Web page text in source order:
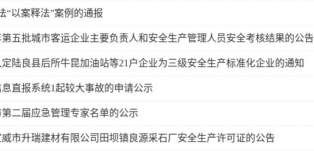
“以案释法”案例的通报
五批城市客运企业主要负责人和安全生产管理人员安全考核结果的公告
陆良县后所牛昆加油站等21户企业为三级安全生产标准化企业的通知
直报系统1起较大事故的申请公示
二届应急管理专家名单的公示
市升瑞建材有限公司田坝镇良源采石厂安全生产许可证的公告